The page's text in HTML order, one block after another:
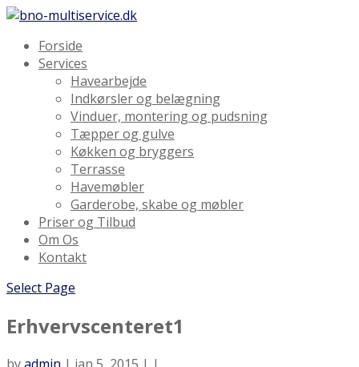
Forside
Services
Havearbejde
Indkørsler og belægning
Vinduer, montering og pudsning
Tæpper og gulve
Køkken og bryggers
Terrasse
Havemøbler
Garderobe, skabe og møbler
Priser og Tilbud
Om Os
Kontakt
Select Page
Erhvervscenteret1